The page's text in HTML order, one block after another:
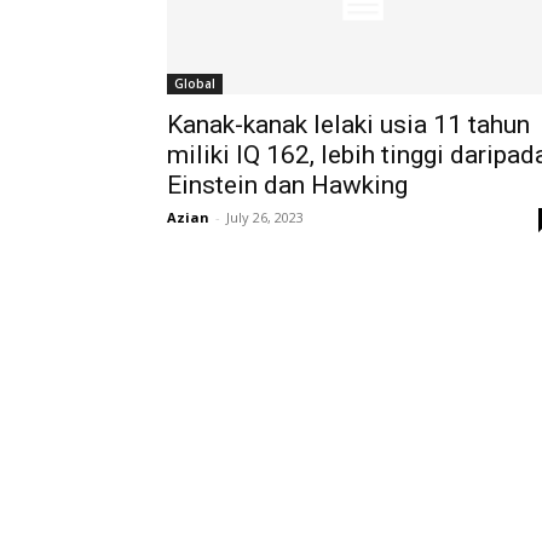
Global
Kanak-kanak lelaki usia 11 tahun
miliki IQ 162, lebih tinggi
Einstein dan Hawking
Azian - July 26, 2023